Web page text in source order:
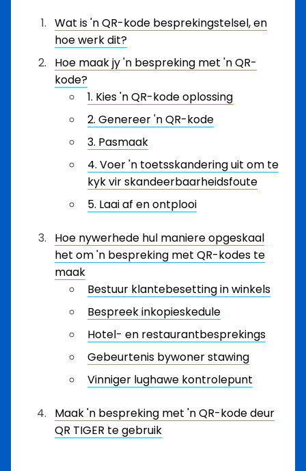
Wat is 'n QR-kode besprekingstelsel, en
hoe werk dit?
Hoe maak jy 'n bespreking met 'n QR-
kode?
1. Kies 'n QR-kode oplossing
2. Genereer 'n QR-kode
3. Pasmaak
4. Voer 'n toetsskandering uit om te
kyk vir skandeerbaarheidsfoute
5. Laai af en ontplooi
Hoe nywerhede hul maniere opgeskaal
het om 'n bespreking met QR-kodes te
maak
Bestuur klantebesetting in winkels
Bespreek inkopieskedule
Hotel- en restaurantbesprekings
Gebeurtenis bywoner stawing
Vinniger lughawe kontrolepunt
Maak 'n bespreking met 'n QR-kode deur
QR TIGER te gebruik